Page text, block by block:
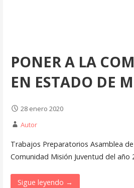
PONER A LA
EN ESTADO DE
28 enero 2020
Autor
Trabajos Preparatorios Asamblea
Comunidad Misión Juventud del año
Sigue leyendo →